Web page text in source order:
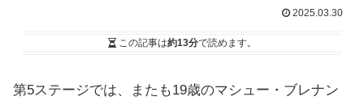
2025.03.30
この記事は約13分で読めます。
第5ステージでは、またも19歳のマシュー・ブレナン